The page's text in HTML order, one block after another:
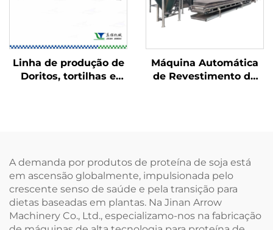
Linha de produção de
Doritos, tortilhas e
Máquina Automática
de Revestimento de
A demanda por produtos de proteína de soja está
em ascensão globalmente, impulsionada pelo
crescente senso de saúde e pela transição para
dietas baseadas em plantas. Na Jinan Arrow
Machinery Co., Ltd., especializamo-nos na fabricação